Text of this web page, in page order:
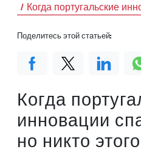
Когда португальские
Когда
инновации
но никто
Поделитесь этой статьей: